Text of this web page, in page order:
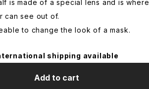
is made of a special lens and is where
can see out of.
to change the look of a mask.
shipping available
Add to cart